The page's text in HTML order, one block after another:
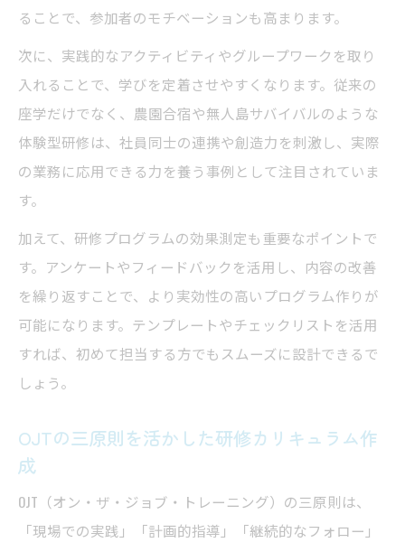
ることで、参加者のモチベーションも高まります。
次に、実践的なアクティビティやグループワークを取り
入れることで、学びを定着させやすくなります。従来の
座学だけでなく、農園合宿や無人島サバイバルのような
体験型研修は、社員同士の連携や創造力を刺激し、実際
の業務に応用できる力を養う事例として注目されていま
す。
加えて、研修プログラムの効果測定も重要なポイントで
す。アンケートやフィードバックを活用し、内容の改善
を繰り返すことで、より実効性の高いプログラム作りが
可能になります。テンプレートやチェックリストを活用
すれば、初めて担当する方でもスムーズに設計できるで
しょう。
OJTの三原則を活かした研修カリキュラム作
成
OJT（オン・ザ・ジョブ・トレーニング）の三原則は、
「現場での実践」「計画的指導」「継続的なフォロー」